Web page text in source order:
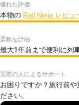
優れた評価
本物の Rail Ninja レビュ
柔軟な計画
最大1年前まで便利に列
実際の人によるサポート
お困りですか？旅行前
ださい。